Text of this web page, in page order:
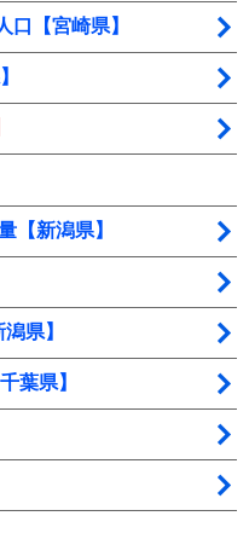
口【宮崎県】
【新潟県】
県】
葉県】